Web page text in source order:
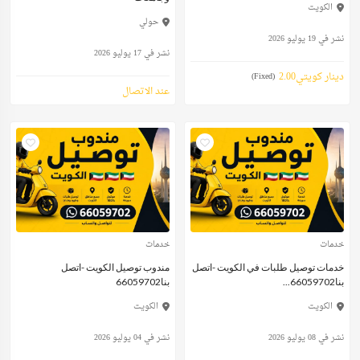
الكويت
نشر في 19 يوليو 2026
دينار كويتي2.00 (Fixed)
حولي
نشر في 17 يوليو 2026
عند الاتصال
خدمات
خدمات توصيل طلبات في الكويت -اتصل
بنا66059702...
الكويت
نشر في 08 يوليو 2026
خدمات
مندوب توصيل الكويت -اتصل
بنا66059702
الكويت
نشر في 04 يوليو 2026